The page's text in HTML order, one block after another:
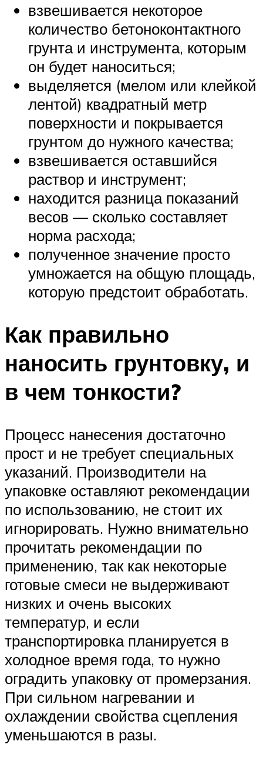
взвешивается некоторое
количество бетоноконтактного
грунта и инструмента, которым
он будет наноситься;
выделяется (мелом или клейкой
лентой) квадратный метр
поверхности и покрывается
грунтом до нужного качества;
взвешивается оставшийся
раствор и инструмент;
находится разница показаний
весов — сколько составляет
норма расхода;
полученное значение просто
умножается на общую площадь,
которую предстоит обработать.
Как правильно
наносить грунтовку, и
в чем тонкости?
Процесс нанесения достаточно
прост и не требует специальных
указаний. Производители на
упаковке оставляют рекомендации
по использованию, не стоит их
игнорировать. Нужно внимательно
прочитать рекомендации по
применению, так как некоторые
готовые смеси не выдерживают
низких и очень высоких
температур, и если
транспортировка планируется в
холодное время года, то нужно
оградить упаковку от промерзания.
При сильном нагревании и
охлаждении свойства сцепления
уменьшаются в разы.